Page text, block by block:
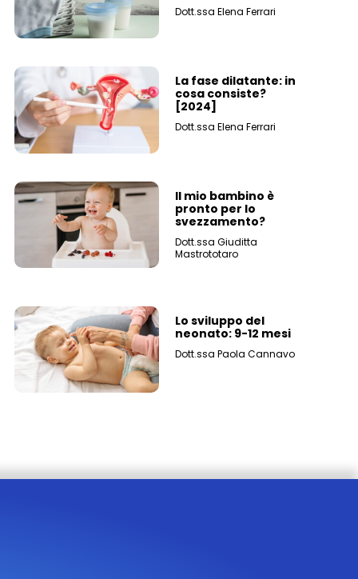
Dott.ssa Elena Ferrari
La fase dilatante: in
cosa consiste?
[2024]
Dott.ssa Elena Ferrari
Il mio bambino è
pronto per lo
svezzamento?
Dott.ssa Giuditta
Mastrototaro
Lo sviluppo del
neonato: 9-12 mesi
Dott.ssa Paola Cannavo